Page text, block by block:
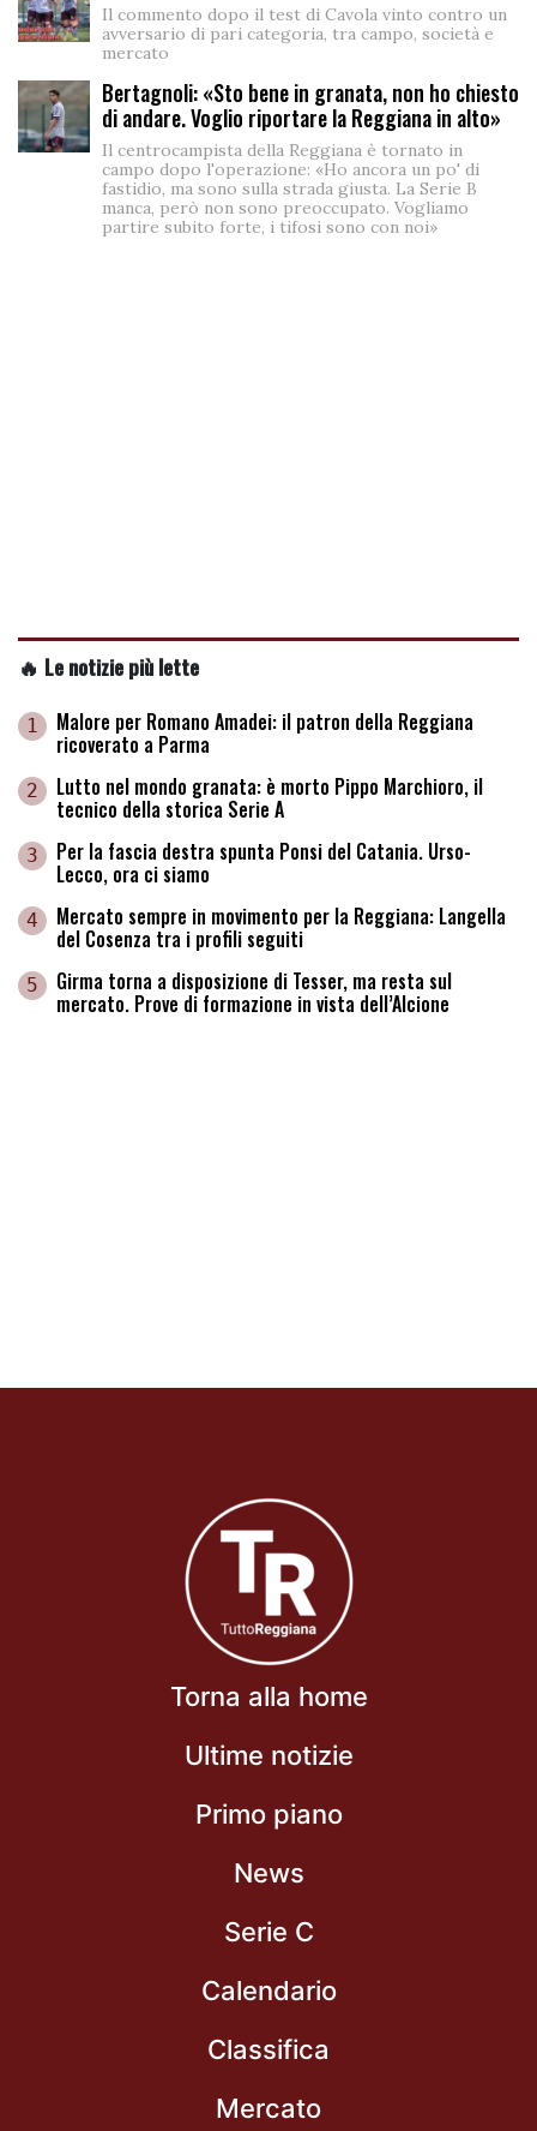
Il commento dopo il test di Cavola vinto contro un
avversario di pari categoria, tra campo, società e
mercato
Bertagnoli: «Sto bene in granata, non ho chiesto
di andare. Voglio riportare la Reggiana in alto»
Il centrocampista della Reggiana è tornato in
campo dopo l'operazione: «Ho ancora un po' di
fastidio, ma sono sulla strada giusta. La Serie B
manca, però non sono preoccupato. Vogliamo
partire subito forte, i tifosi sono con noi»
🔥 Le notizie più lette
1 Malore per Romano Amadei: il patron della Reggiana
ricoverato a Parma
2 Lutto nel mondo granata: è morto Pippo Marchioro, il
tecnico della storica Serie A
3 Per la fascia destra spunta Ponsi del Catania. Urso-
Lecco, ora ci siamo
4 Mercato sempre in movimento per la Reggiana: Langella
del Cosenza tra i profili seguiti
5 Girma torna a disposizione di Tesser, ma resta sul
mercato. Prove di formazione in vista dell’Alcione
Torna alla home
Ultime notizie
Primo piano
News
Serie C
Calendario
Classifica
Mercato